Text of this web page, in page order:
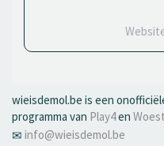
wieisdemol.be is een
programma van Play4en
info@wieisdemol.be